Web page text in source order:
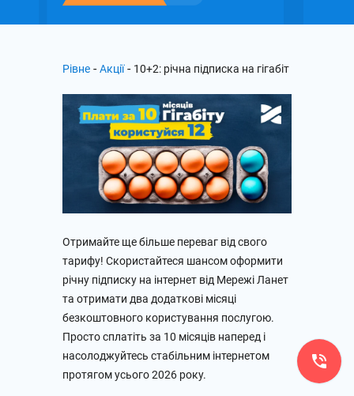
Рівне - Акції - 10+2: річна підписка на гігабіт
Отримайте ще більше переваг від свого
тарифу! Скористайтеся шансом оформити
річну підписку на інтернет від Мережі Ланет
та отримати два додаткові місяці
безкоштовного користування послугою.
Просто сплатіть за 10 місяців наперед і
насолоджуйтесь стабільним інтернетом
протягом усього 2026 року.